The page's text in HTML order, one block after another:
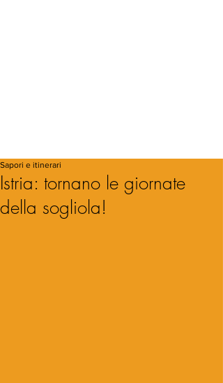
Istria: tornano le giornate
della sogliola!
Sapori e itinerari